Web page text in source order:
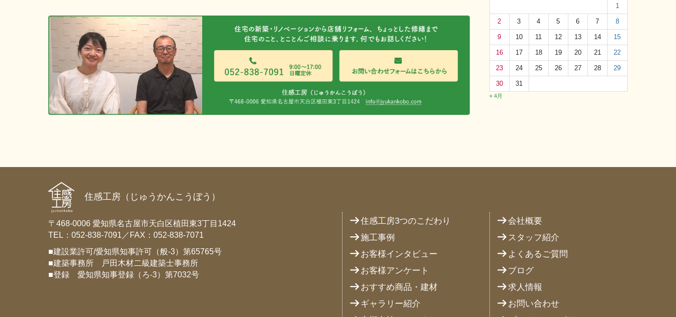
シ
ン
1
2 3 4 5 6 7 8
9 10 11 12 13 14 15
16 17 18 19 20 21 22
23 24 25 26 27 28 29
30 31
« 4月
住感工房（じゅうかんこうぼう）
〒468-0006 愛知県名古屋市天白区植田東3丁目1424
TEL：052-838-7091／FAX：052-838-7071
■建設業許可/愛知県知事許可（般-3）第65765号
■建築事務所 戸田木材二級建築士事務所
■登録 愛知県知事登録（ろ-3）第7032号
住感工房3つのこだわり
施工事例
お客様インタビュー
お客様アンケート
おすすめ商品・建材
ギャラリー紹介
会社概要
スタッフ紹介
よくあるご質問
ブログ
求人情報
お問い合わせ